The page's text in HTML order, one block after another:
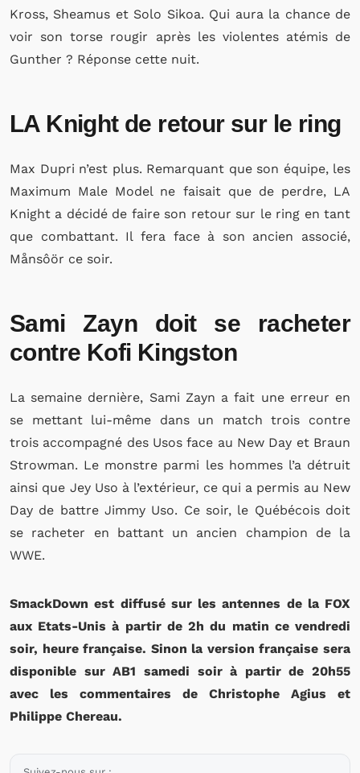
Kross, Sheamus et Solo Sikoa. Qui aura la chance de
voir son torse rougir après les violentes atémis de
Gunther ? Réponse cette nuit.
LA Knight de retour sur le ring
Max Dupri n’est plus. Remarquant que son équipe, les
Maximum Male Model ne faisait que de perdre, LA
Knight a décidé de faire son retour sur le ring en tant
que combattant. Il fera face à son ancien associé,
Månsôör ce soir.
Sami Zayn doit se racheter
contre Kofi Kingston
La semaine dernière, Sami Zayn a fait une erreur en
se mettant lui-même dans un match trois contre
trois accompagné des Usos face au New Day et Braun
Strowman. Le monstre parmi les hommes l’a détruit
ainsi que Jey Uso à l’extérieur, ce qui a permis au New
Day de battre Jimmy Uso. Ce soir, le Québécois doit
se racheter en battant un ancien champion de la
WWE.
SmackDown est diffusé sur les antennes de la FOX
aux Etats-Unis à partir de 2h du matin ce vendredi
soir, heure française. Sinon la version française sera
disponible sur AB1 samedi soir à partir de 20h55
avec les commentaires de Christophe Agius et
Philippe Chereau.